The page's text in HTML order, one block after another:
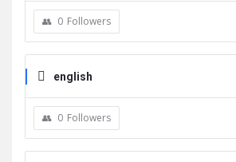
0 Followers
english
0 Followers